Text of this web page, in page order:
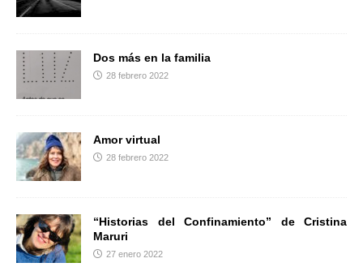
Dos más en la familia
28 febrero 2022
Amor virtual
28 febrero 2022
“Historias del Confinamiento” de Cristina
Maruri
27 enero 2022